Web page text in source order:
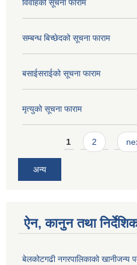
विवाहको सूचना फाराम
सम्बन्ध बिच्छेदको सूचना फाराम
बसाईसराईको सूचना फाराम
मृत्युको सूचना फाराम
Pages1 2
अन्य
ऐन, कानुन तथा
बेलकोटगढी नगरपालिकाको खानीजन्य